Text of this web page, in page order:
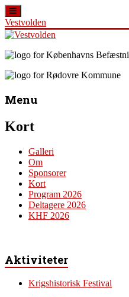
Vestvolden
Skip
content
Vestvolden
Velkommen
Oplevelsescenter
Menu
Kort
Galleri
Om
Sponsorer
Kort
Program 2026
Deltagere 2026
KHF 2026
Aktiviteter
Krigshistorisk Festival